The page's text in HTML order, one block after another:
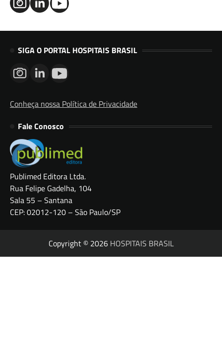
SIGA O PORTAL HOSPITAIS BRASIL
Conheça nossa Política de Privacidade
Fale Conosco
Publimed Editora Ltda.
Rua Felipe Gadelha, 104
Sala 55 – Santana
CEP: 02012-120 – São Paulo/SP
Copyright © 2026 HOSPITAIS BRASIL